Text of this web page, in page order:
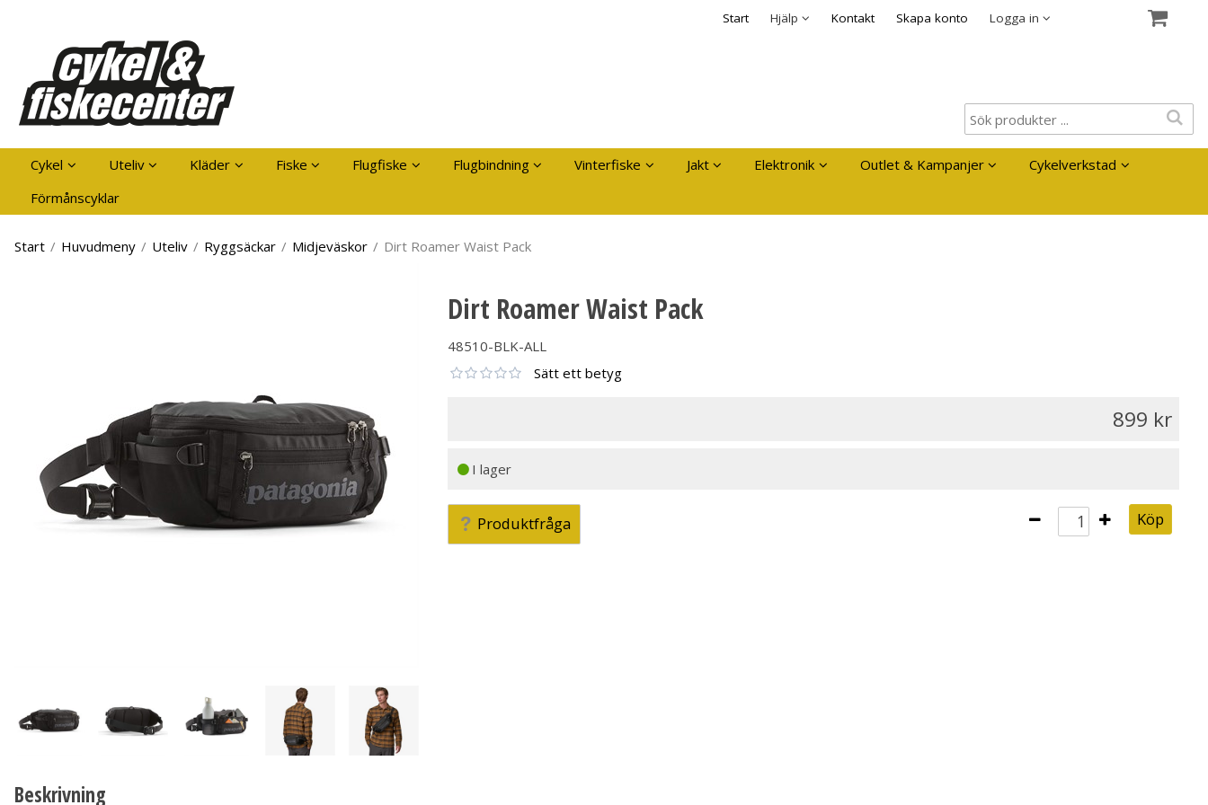
Start Hjälp
Säkerhet & Cookies Kontakt Skapa konto Logga in
Kom ihåg mig
Cykel Uteliv Kläder Fiske Flugfiske Flugbindning Vinterfiske Jakt Elektronik Outlet & Kampanjer
Cykelverkstad
Förmånscyklar
Start / Huvudmeny / Uteliv / Ryggsäckar / Midjeväskor / Dirt Roamer Waist Pack
Dirt Roamer Waist Pack
48510-BLK-ALL
Sätt ett betyg
899
I lager
Produktfråga Köp
Beskrivning